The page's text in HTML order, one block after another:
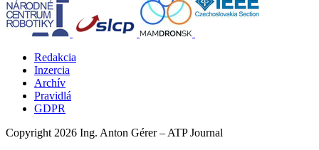
Redakcia
Inzercia
Archív
Pravidlá
GDPR
Copyright 2026 Ing. Anton Gérer – ATP Journal